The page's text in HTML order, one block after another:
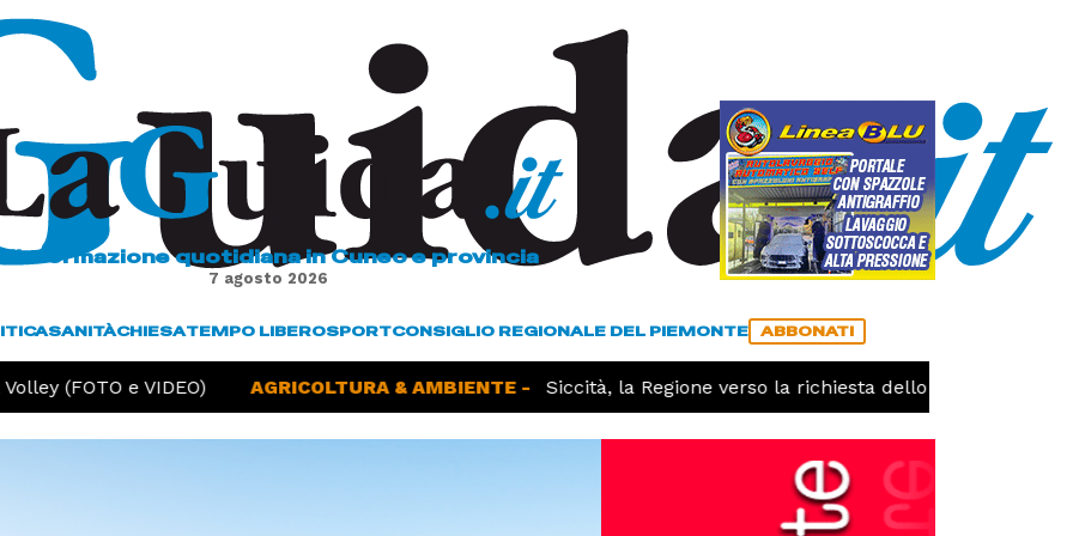
L'informazione quotidiana in Cuneo e provincia
7 agosto 2026
SANITÀCHIESATEMPO LIBEROSPORTCONSIGLIO REGIONALE DEL PIEMONTE ABBONATI
(FOTO e VIDEO) AGRICOLTURA & AMBIENTE - Siccità, la Regione verso la richiesta dello stato di